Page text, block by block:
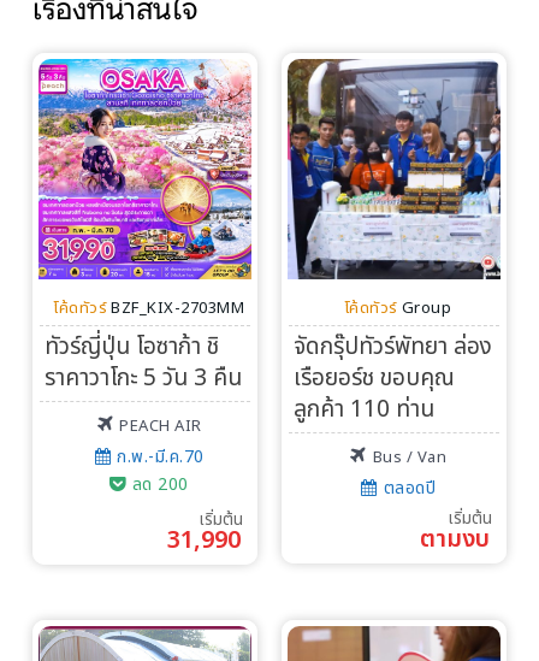
เรื่องที่น่าสนใจ
โค้ดทัวร์ BZF_KIX-2703MM
ทัวร์ญี่ปุ่น โอซาก้า ชิ
ราคาวาโกะ 5 วัน 3 คืน
PEACH AIR
ก.พ.-มี.ค.70
ลด 200
เริ่มต้น
31,990
โค้ดทัวร์ Group
จัดกรุ๊ปทัวร์พัทยา ล่อง
เรือยอร์ช ขอบคุณ
ลูกค้า 110 ท่าน
Bus / Van
ตลอดปี
เริ่มต้น
ตามงบ